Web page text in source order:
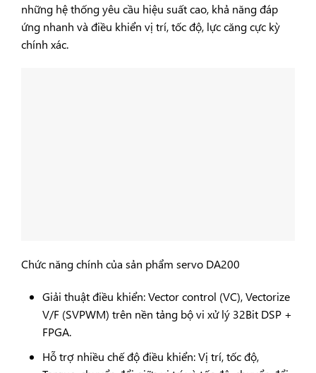
những hệ thống yêu cầu hiệu suất cao, khả năng đáp
ứng nhanh và điều khiển vị trí, tốc độ, lực căng cực kỳ
chính xác.
Chức năng chính của sản phẩm servo DA200
Giải thuật điều khiển: Vector control (VC), Vectorize
V/F (SVPWM) trên nền tảng bộ vi xử lý 32Bit DSP +
FPGA.
Hỗ trợ nhiều chế độ điều khiển: Vị trí, tốc độ,